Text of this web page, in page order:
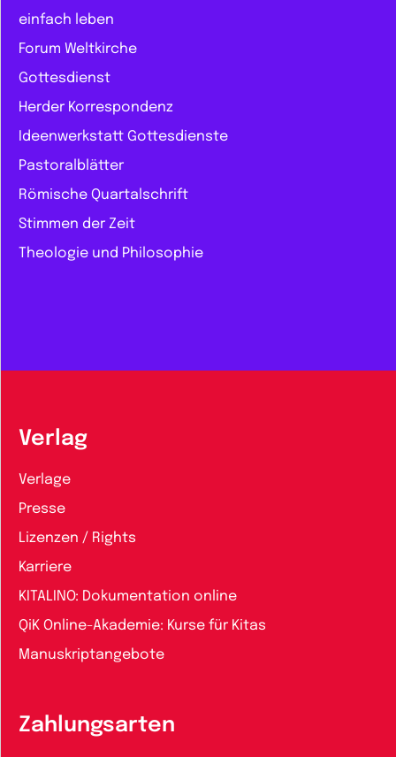
einfach leben
Forum Weltkirche
Gottesdienst
Herder Korrespondenz
Ideenwerkstatt Gottesdienste
Pastoralblätter
Römische Quartalschrift
Stimmen der Zeit
Theologie und Philosophie
Verlag
Verlage
Presse
Lizenzen / Rights
Karriere
KITALINO: Dokumentation online
QiK Online-Akademie: Kurse für Kitas
Manuskriptangebote
Zahlungsarten